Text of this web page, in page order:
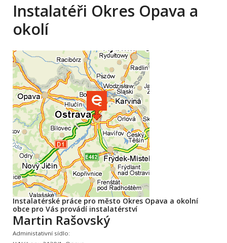
Instalatéři Okres Opava a
okolí
Instalatérské práce pro město Okres Opava a okolní
obce pro Vás provádí instalatérství
Martin Rašovský
Administativní sídlo: